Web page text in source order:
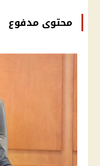
محتوى مدفوع